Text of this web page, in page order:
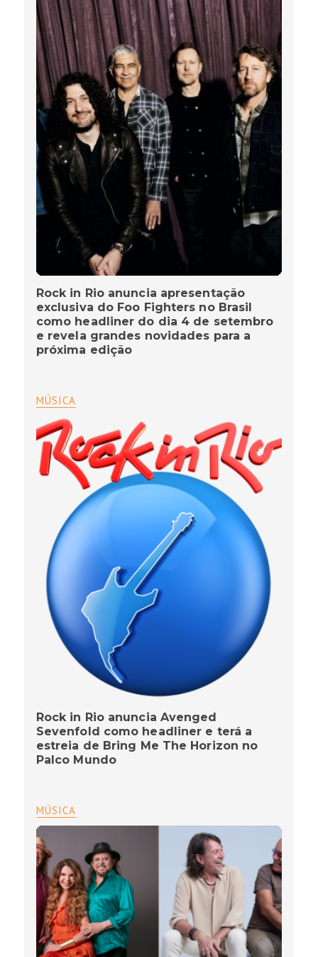
Rock in Rio anuncia apresentação
exclusiva do Foo Fighters no Brasil
como headliner do dia 4 de setembro
e revela grandes novidades para a
próxima edição
MÚSICA
Rock in Rio anuncia Avenged
Sevenfold como headliner e terá a
estreia de Bring Me The Horizon no
Palco Mundo
MÚSICA